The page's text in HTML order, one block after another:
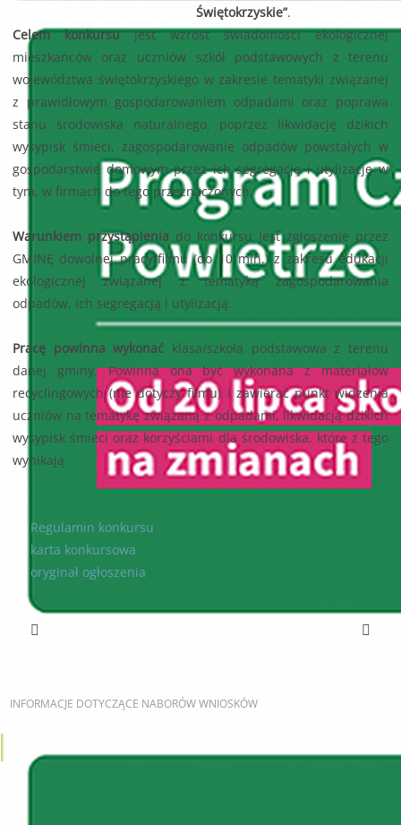
Świętokrzyskie”.
Celem konkursujest wzrost świadomości ekologicznej
mieszkańców oraz uczniów szkół podstawowych z terenu
województwa świętokrzyskiego w zakresie tematyki związanej
z prawidłowym gospodarowaniem odpadami oraz poprawa
stanu środowiska naturalnego, poprzez likwidację dzikich
wysypisk śmieci, zagospodarowanie odpadów powstałych w
gospodarstwie domowym przez ich segregację i utylizację w
tym, w firmach do tego przeznaczonych.
Warunkiem przystąpienia do konkursu jest zgłoszenie przez
GMINĘ dowolnej pracy/filmu (do 10 min.) z zakresu edukacji
ekologicznej związanej z tematyką zagospodarowania
odpadów, ich segregacją i utylizacją.
Pracę powinna wykonać klasa/szkoła podstawowa z terenu
danej gminy. Powinna ona być wykonana z materiałów
recyclingowych (nie dotyczy filmu) i zawierać punkt widzenia
uczniów na tematykę związaną z odpadami, likwidacją dzikich
wysypisk śmieci oraz korzyściami dla środowiska, które z tego
wynikają.
Regulamin konkursu
karta konkursowa
oryginał ogłoszenia
INFORMACJE DOTYCZĄCE NABORÓW WNIOSKÓW